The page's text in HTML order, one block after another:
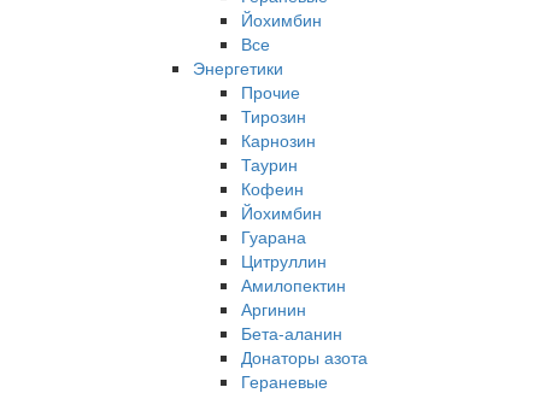
Йохимбин
Все
Энергетики
Прочие
Тирозин
Карнозин
Таурин
Кофеин
Йохимбин
Гуарана
Цитруллин
Амилопектин
Аргинин
Бета-аланин
Донаторы азота
Гераневые